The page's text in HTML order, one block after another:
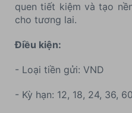
quen tiết kiệm và tạo
cho tương lai.
Điều kiện:
- Loại tiền gửi: VND
- Kỳ hạn: 12, 18, 24, 36,